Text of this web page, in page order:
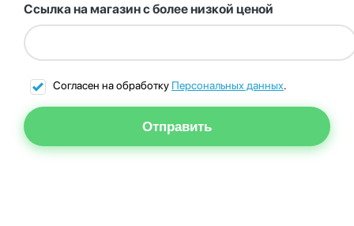
Ссылка на магазин с более низкой ценой
Согласен на обработку Персональных данных.
Отправить